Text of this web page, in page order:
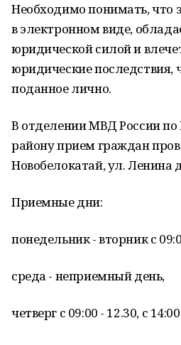
Необходимо понимать, что
в электронном виде,
юридической силой и
юридические последствия,
поданное лично.
В отделении МВД России по
району прием граждан
Новобелокатай, ул. Ленина
Приемные дни:
понедельник - вторник с
среда - неприемный день,
четверг с 09:00 - 12.30, с